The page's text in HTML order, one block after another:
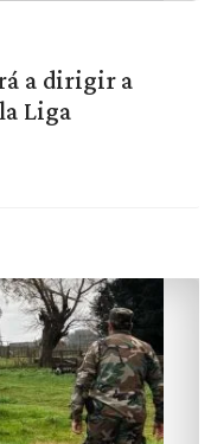
a dirigir a
Liga